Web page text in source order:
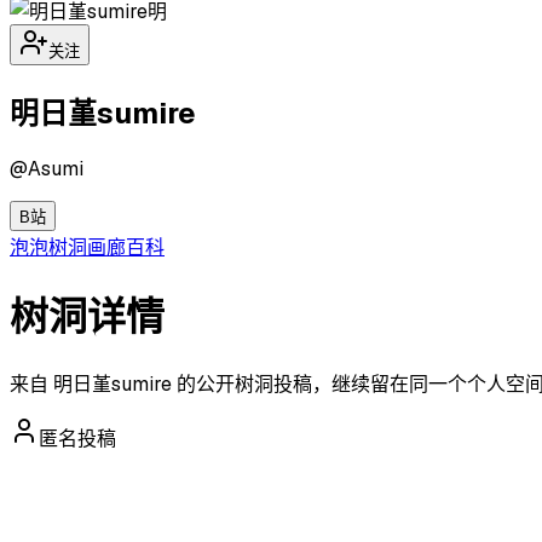
明
关注
明日堇sumire
@Asumi
B站
泡泡树洞画廊百科
树洞详情
来自 明日堇sumire 的公开树洞投稿，继续留在同一个个人空间
匿名投稿